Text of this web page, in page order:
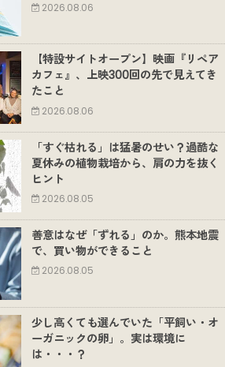
2026.08.06
【特設サイトオープン】映画『リペア
カフェ』、上映300回の先で見えてき
たこと
2026.08.06
「すぐ枯れる」は猛暑のせい？過酷な
夏休みの植物栽培から、肩の力を抜く
ヒント
2026.08.05
善意はなぜ「ずれる」のか。熊本地震
で、買い物ができること
2026.08.05
少し高くても選んでいた「平飼い・オ
ーガニックの卵」。実は環境に
は・・・？